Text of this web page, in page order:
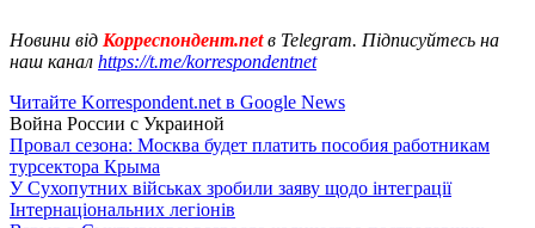
Новини від Корреспондент.netв Telegram. Підписуйтесь на
наш канал https://t.me/korrespondentnet
Читайте Korrespondent.net в Google News
Война России с Украиной
Провал сезона: Москва будет платить пособия работникам
турсектора Крыма
У Сухопутних військах зробили заяву щодо інтеграції
Інтернаціональних легіонів